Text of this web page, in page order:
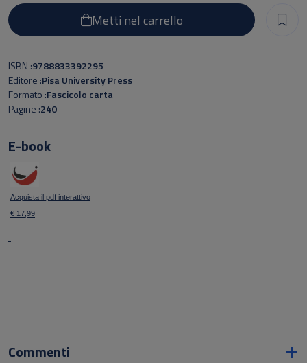
Metti nel carrello
ISBN 9788833392295
Editore Pisa University Press
Formato Fascicolo carta
Pagine 240
E-book
Acquista il pdf interattivo
€ 17,99
Commenti